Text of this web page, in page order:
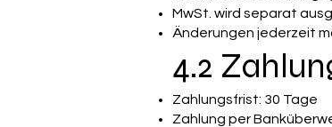
MwSt. wird separat
Änderungen jederzeit
4.2
Zahlungsfrist: 30 Tage
Zahlung per